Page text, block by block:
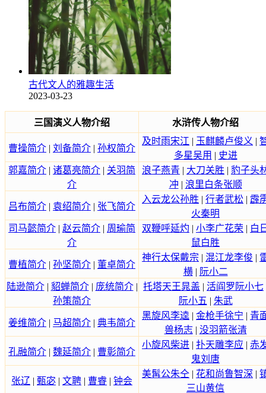
古代文人的雅趣生活
2023-03-23
三国演义人物介绍 水浒传人物介绍
曹操简介 | 刘备简介 | 孙权简介
及时雨宋江 | 玉麒麟卢俊义 |
多星吴用 | 史进
郭嘉简介 | 诸葛亮简介 | 关羽简
介
浪子燕青 | 大刀关胜 | 豹子头
冲 | 浪里白条张顺
吕布简介 | 袁绍简介 | 张飞简介
入云龙公孙胜 | 行者武松 | 霹
火秦明
司马懿简介 | 赵云简介 | 周瑜简
介
双鞭呼延灼 | 小李广花荣 | 白
鼠白胜
曹植简介 | 孙坚简介 | 董卓简介
神行太保戴宗 | 混江龙李俊 |
横| 阮小二
陆逊简介| 貂蝉简介| 庞统简介|
孙策简介
托塔天王晁盖 | 活阎罗阮小七
阮小五 | 朱武
姜维简介 | 马超简介 | 典韦简介
黑旋风李逵 | 金枪手徐宁 | 青
兽杨志| 没羽箭张清
孔融简介 | 魏延简介 | 曹彰简介
小旋风柴进 | 扑天雕李应 | 赤
鬼刘唐
张辽 | 甄宓 | 文聘 | 曹睿 | 钟会
美髯公朱仝 | 花和尚鲁智深 |
三山黄信